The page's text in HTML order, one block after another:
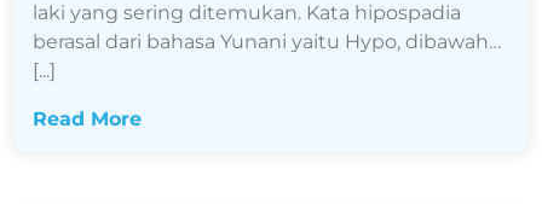
laki yang sering ditemukan. Kata hipospadia
berasal dari bahasa Yunani yaitu Hypo, dibawah…
[...]
Read More